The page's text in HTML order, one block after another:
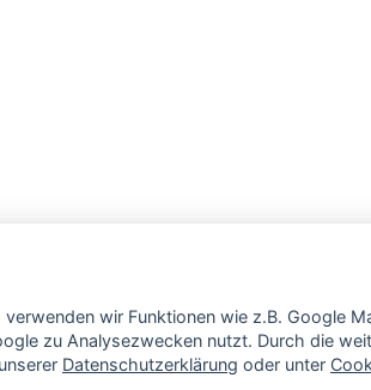
wir Funktionen wie z.B. Google
zu Analysezwecken nutzt. Durch die
Datenschutzerklärung oder unter